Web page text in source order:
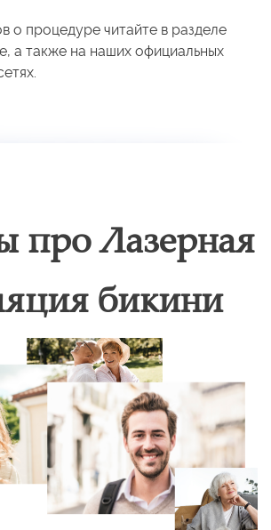
о процедуре читайте в разделе
а также на наших официальных
про Лазерная
бикини